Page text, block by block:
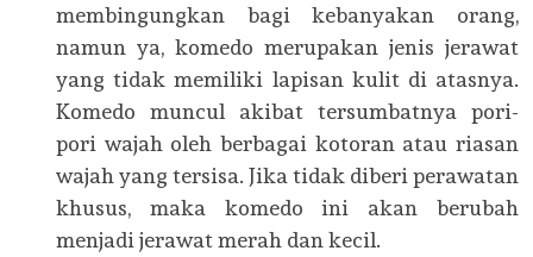
membingungkan bagi kebanyakan orang,
namun ya, komedo merupakan jenis jerawat
yang tidak memiliki lapisan kulit di atasnya.
Komedo muncul akibat tersumbatnya pori-
pori wajah oleh berbagai kotoran atau riasan
wajah yang tersisa. Jika tidak diberi perawatan
khusus, maka komedo ini akan berubah
menjadi jerawat merah dan kecil.